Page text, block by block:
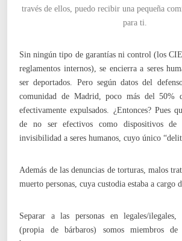
través de ellos, puedo recibir una pequeña
para ti.
Sin ningún tipo de garantías ni control (los
reglamentos internos), se encierra a seres
ser deportados. Pero según datos del
comunidad de Madrid, poco más del 50%
efectivamente expulsados. ¿Entonces? Pues
de no ser efectivos como dispositivos de
invisibilidad a seres humanos, cuyo único
Además de las denuncias de torturas, malos
muerto personas, cuya custodia estaba a cargo
Separar a las personas en legales/
(propia de bárbaros) somos miembros de